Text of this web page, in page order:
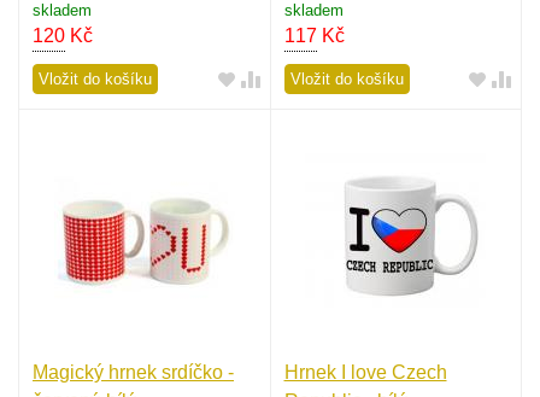
skladem
120 Kč
Vložit do košíku
skladem
117Kč
Vložit do košíku
Magický hrnek srdíčko -
Hrnek I love Czech